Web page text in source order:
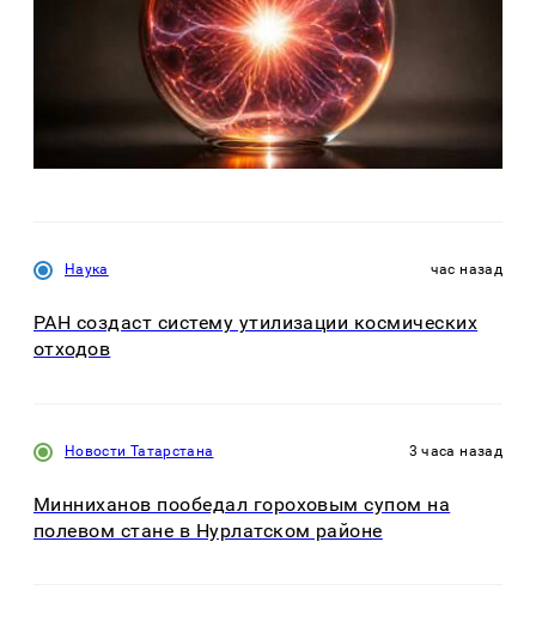
Наука час назад
РАН создаст систему утилизации космических
отходов
Новости Татарстана 3 часа назад
Минниханов пообедал гороховым супом на
полевом стане в Нурлатском районе